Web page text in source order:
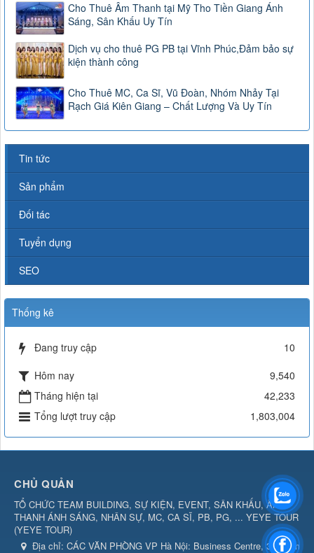
Cho Thuê Âm Thanh tại Mỹ Tho Tiền Giang Ánh
Sáng, Sân Khấu Uy Tín
Dịch vụ cho thuê PG PB tại Vĩnh Phúc,Đảm bảo sự
kiện thành công
Cho Thuê MC, Ca Sĩ, Vũ Đoàn, Nhóm Nhảy Tại
Rạch Giá Kiên Giang – Chất Lượng Và Uy Tín
Tin tức
Sản phẩm
Đối tác
Tuyển dụng
SEO
Thống kê
Đang truy cập
10
Hôm nay
9,540
Tháng hiện tại
42,233
Tổng lượt truy cập
1,803,004
CHỦ QUẢN
TỔ CHỨC TEAM BUILDING, SỰ KIỆN, EVENT, SÂN KHẤU, ÂM
THANH ÁNH SÁNG, NHÂN SỰ, MC, CA SĨ, PB, PG, ... YEYE TOUR
(YEYE TOUR)
Địa chỉ: CÁC VĂN PHÒNG VP Hà Nội: Business Centre, 360 Kim